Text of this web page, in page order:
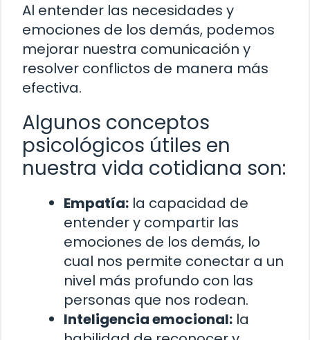
Al entender las necesidades y
emociones de los demás, podemos
mejorar nuestra comunicación y
resolver conflictos de manera más
efectiva.
Algunos conceptos
psicológicos útiles en
nuestra vida cotidiana son:
Empatía: la capacidad de
entender y compartir las
emociones de los demás, lo
cual nos permite conectar a un
nivel más profundo con las
personas que nos rodean.
Inteligencia emocional: la